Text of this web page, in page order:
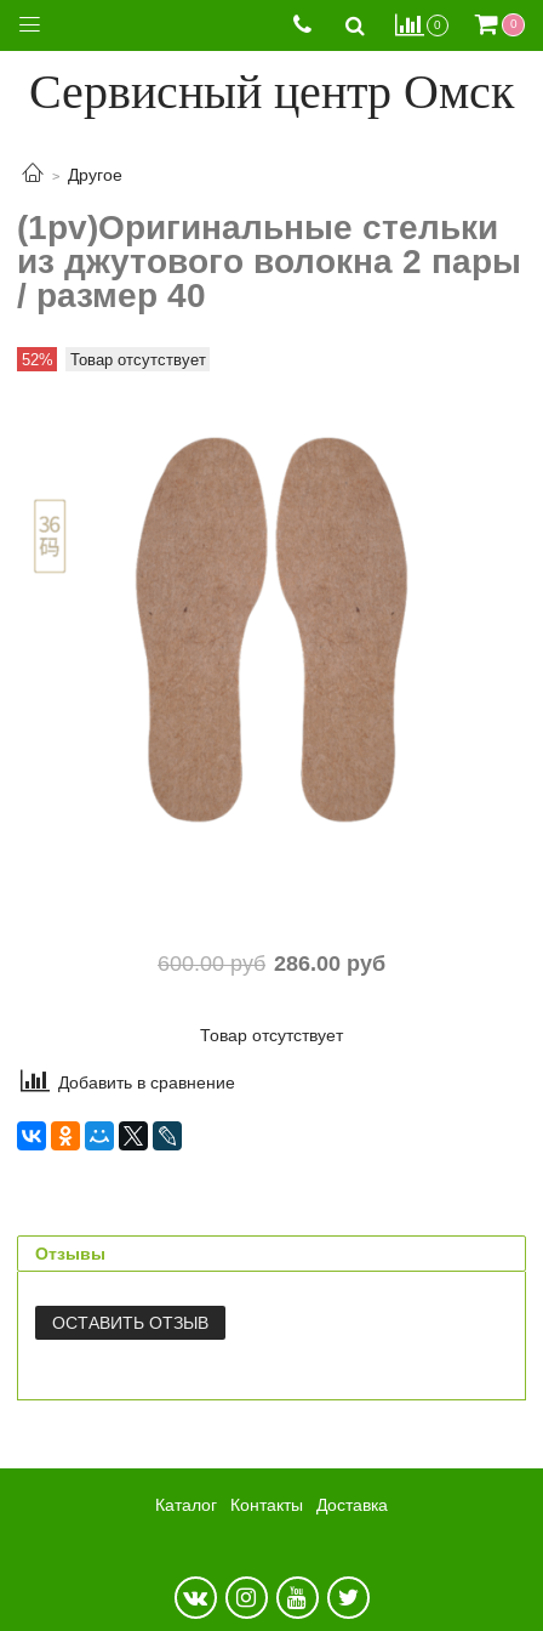
0 0
Сервисный центр Омск
Другое
(1pv)Оригинальные стельки
из джутового волокна 2 пары
/ размер 40
52% Товар отсутствует
600.00 руб 286.00 руб
Товар отсутствует
Добавить в сравнение
Отзывы
ОСТАВИТЬ ОТЗЫВ
Каталог Контакты Доставка